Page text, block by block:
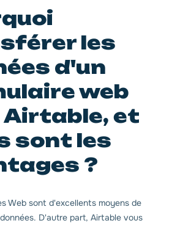
les
d'un
web
Airtable, et
sont les
?
Web sont d'excellents moyens de
D'autre part, Airtable vous